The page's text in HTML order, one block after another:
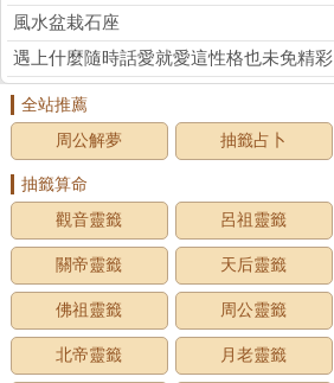
風水盆栽石座
遇上什麼隨時話愛就愛這性格也未免精彩
全站推薦
周公解夢
抽籤占卜
抽籤算命
觀音靈籤
呂祖靈籤
關帝靈籤 天后靈籤
佛祖靈籤 周公靈籤
北帝靈籤 月老靈籤